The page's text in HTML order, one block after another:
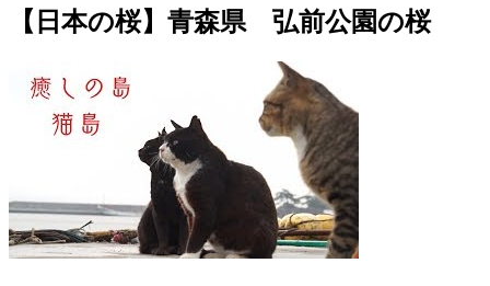
【日本の桜】青森県 弘前公園の桜